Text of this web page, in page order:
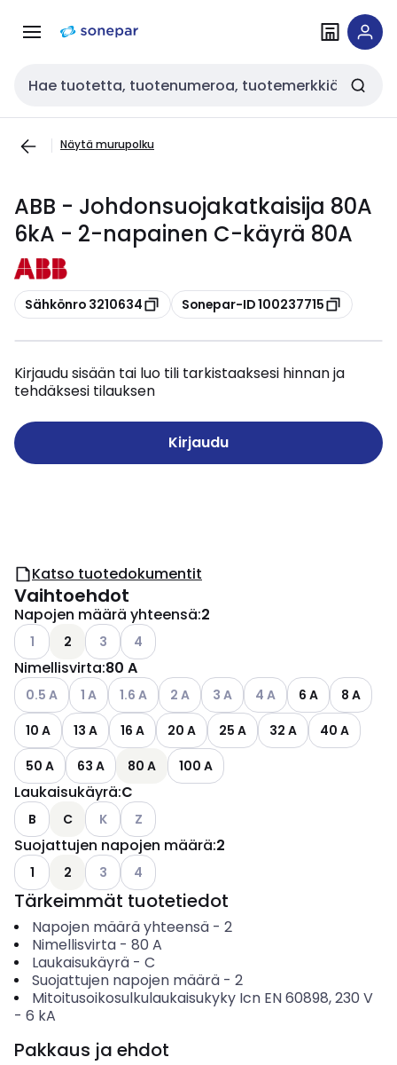
navigointiinsisältöön
Haku
Näytä murupolku
ABB - Johdonsuojakatkaisija 80A
6kA - 2-napainen C-käyrä 80A
Kopioi
Sähkönro 3210634 Kopioi
Sonepar-ID 100237715
Kirjaudu sisään tai luo tili tarkistaaksesi hinnan ja
tehdäksesi tilauksen
Kirjaudu
Katso tuotedokumentit
Vaihtoehdot
Napojen määrä yhteensä:2
Katso käytettävissä olevat vaihtoehdot
1 2 Katso käytettävissä olevat vaihtoehdot
3 Katso käytettävissä olevat vaihtoehdot
4
Nimellisvirta:80 A
Katso käytettävissä olevat vaihtoehdot
0.5 A Katso käytettävissä olevat vaihtoehdot
1 A Katso käytettävissä olevat vaihtoehdot
1.6 A Katso käytettävissä olevat
2 A Katso käytettävissä olevat
3 A Katso käytettävissä
4 A 6 A
8 A
10 A
13 A 16 A 20 A 25 A 32 A
40 A
50 A
63 A 80 A 100 A
Laukaisukäyrä:C
B C Katso käytettävissä olevat vaihtoehdot
K Katso käytettävissä olevat vaihtoehdot
Z
Suojattujen napojen määrä:2
1 2 Katso käytettävissä olevat vaihtoehdot
3 Katso käytettävissä olevat vaihtoehdot
4
Tärkeimmät tuotetiedot
Napojen määrä yhteensä- 2
Nimellisvirta- 80 A
Laukaisukäyrä- C
Suojattujen napojen määrä- 2
Mitoitusoikosulkulaukaisukyky Icn EN 60898, 230 V
- 6 kA
Pakkaus ja ehdot